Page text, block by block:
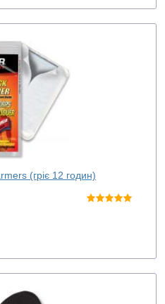
(гріє 12 годин)